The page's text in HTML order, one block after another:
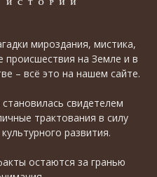
мироздания, мистика,
происшествия на Земле и в
– всё это на нашем сайте.
свидетелем
трактования в силу
развития.
остаются за гранью